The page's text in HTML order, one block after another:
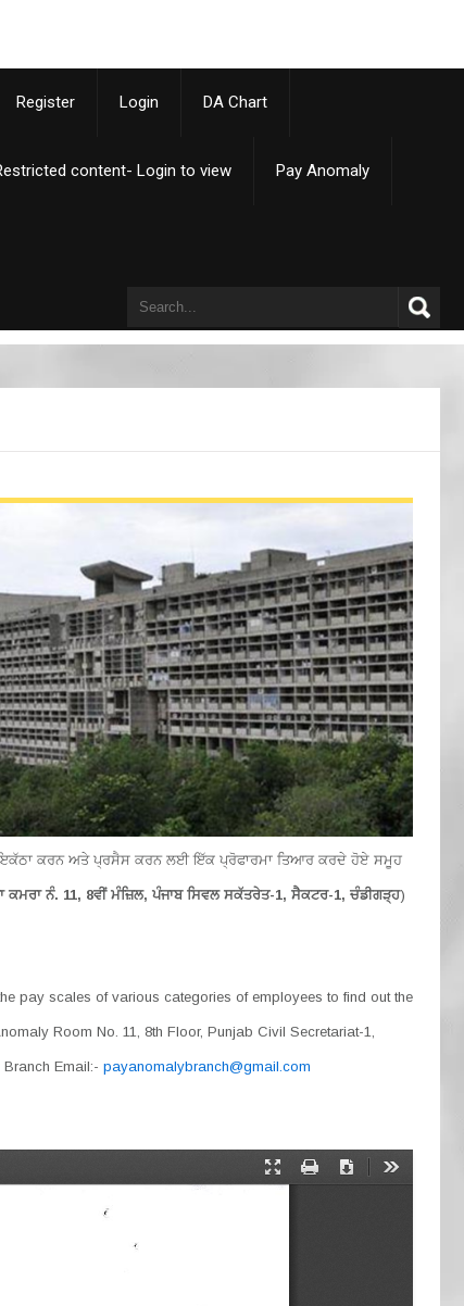
Register Login DA Chart
content- Login to view Pay Anomaly
ਇਕੱਠਾ ਕਰਨ ਅਤੇ ਪ੍ਰਸੈਸ ਕਰਨ ਲਈ ਇੱਕ ਪ੍ਰੋਫਾਰਮਾ ਤਿਆਰ ਕਰਦੇ ਹੋਏ ਸਮੂਹ
ਕਮਰਾ ਨੰ. 11, 8ਵੀਂ ਮੰਜ਼ਿਲ, ਪੰਜਾਬ ਸਿਵਲ ਸਕੱਤਰੇਤ-1, ਸੈਕਟਰ-1, ਚੰਡੀਗੜ੍ਹ)
pay scales of various categories of employees to find out the
Room No. 11, 8th Floor, Punjab Civil Secretariat-1,
Email:- payanomalybranch@gmail.com